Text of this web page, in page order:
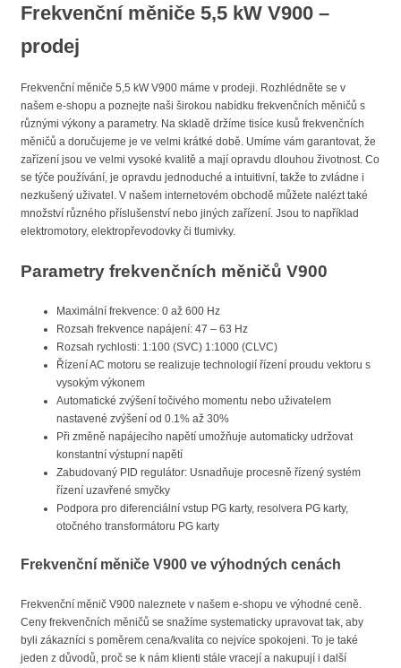
Frekvenční měniče 5,5 kW V900 –
prodej
Frekvenční měniče 5,5 kW V900 máme v prodeji. Rozhlédněte se v
našem e-shopu a poznejte naši širokou nabídku frekvenčních měničů s
různými výkony a parametry. Na skladě držíme tisíce kusů frekvenčních
měničů a doručujeme je ve velmi krátké době. Umíme vám garantovat, že
zařízení jsou ve velmi vysoké kvalitě a mají opravdu dlouhou životnost. Co
se týče používání, je opravdu jednoduché a intuitivní, takže to zvládne i
nezkušený uživatel. V našem internetovém obchodě můžete nalézt také
množství různého příslušenství nebo jiných zařízení. Jsou to například
elektromotory, elektropřevodovky či tlumivky.
Parametry frekvenčních měničů V900
Maximální frekvence: 0 až 600 Hz
Rozsah frekvence napájení: 47 – 63 Hz
Rozsah rychlosti: 1:100 (SVC) 1:1000 (CLVC)
Řízení AC motoru se realizuje technologií řízení proudu vektoru s
vysokým výkonem
Automatické zvýšení točivého momentu nebo uživatelem
nastavené zvýšení od 0.1% až 30%
Při změně napájecího napětí umožňuje automaticky udržovat
konstantní výstupní napětí
Zabudovaný PID regulátor: Usnadňuje procesně řízený systém
řízení uzavřené smyčky
Podpora pro diferenciální vstup PG karty, resolvera PG karty,
otočného transformátoru PG karty
Frekvenční měniče V900 ve výhodných cenách
Frekvenční měnič V900 naleznete v našem e-shopu ve výhodné ceně.
Ceny frekvenčních měničů se snažíme systematicky upravovat tak, aby
byli zákazníci s poměrem cena/kvalita co nejvíce spokojeni. To je také
jeden z důvodů, proč se k nám klienti stále vracejí a nakupují i další